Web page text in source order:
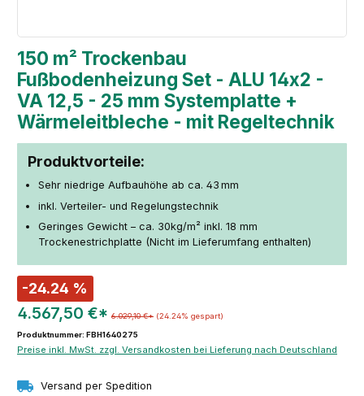
150 m² Trockenbau
Fußbodenheizung Set - ALU 14x2 -
VA 12,5 - 25 mm Systemplatte +
Wärmeleitbleche - mit Regeltechnik
Produktvorteile:
Sehr niedrige Aufbauhöhe ab ca. 43 mm
inkl. Verteiler- und Regelungstechnik
Geringes Gewicht – ca. 30kg/m² inkl. 18 mm
Trockenestrichplatte (Nicht im Lieferumfang enthalten)
-24.24 %
4.567,50 €* 6.029,10 €* (24.24% gespart)
Produktnummer: FBH1640275
Preise inkl. MwSt. zzgl. Versandkosten bei Lieferung nach Deutschland
Versand per Spedition